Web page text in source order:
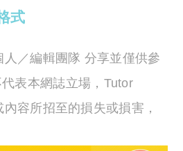
式
／編輯團隊 分享並僅供參
表本網誌立場，Tutor
容所招至的損失或損害，